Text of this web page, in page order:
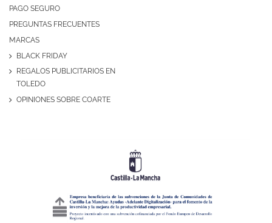
PAGO SEGURO
PREGUNTAS FRECUENTES
MARCAS
BLACK FRIDAY
REGALOS PUBLICITARIOS EN
TOLEDO
OPINIONES SOBRE COARTE